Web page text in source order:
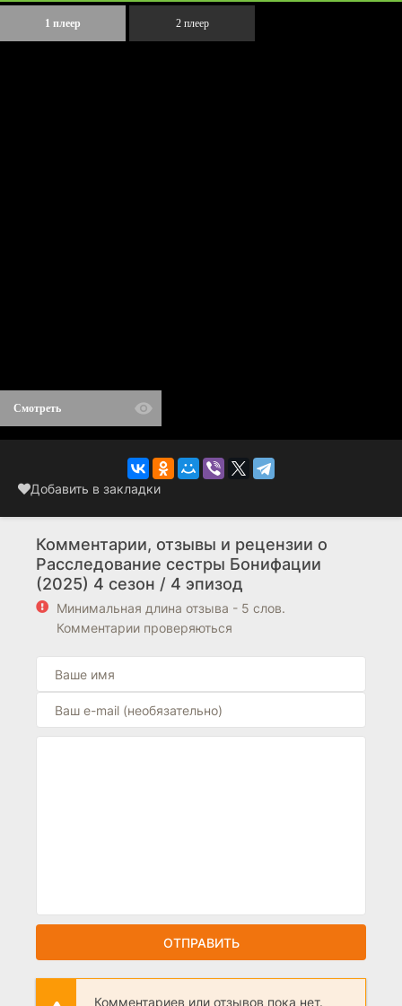
1 плеер 2 плеер
Смотреть
Добавить в закладки
Комментарии, отзывы и рецензии о
Расследование сестры Бонифации
(2025) 4 сезон / 4 эпизод
Минимальная длина отзыва - 5 слов.
Комментарии проверяються
ОТПРАВИТЬ
Комментариев или отзывов пока нет.